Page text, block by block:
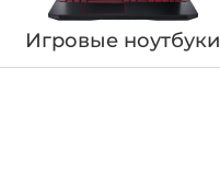
Игровые ноутбуки